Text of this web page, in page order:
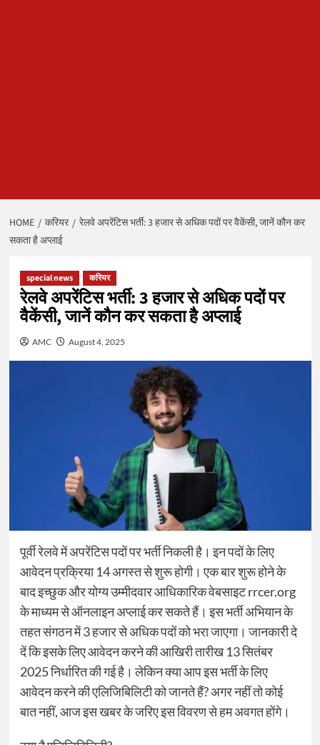
HOME करियर
रेलवे अपरेंटिस भर्ती: 3 हजार से अधिक पदों पर वैकेंसी, जानें कौन कर
सकता है अप्लाई
special news करियर
रेलवे अपरेंटिस भर्ती: 3 हजार से अधिक पदों पर
वैकेंसी, जानें कौन कर सकता है अप्लाई
AMC August 4, 2025
पूर्वी रेलवे में अपरेंटिस पदों पर भर्ती निकली है। इन पदों के लिए
आवेदन प्रक्रिया 14 अगस्त से शुरू होगी। एक बार शुरू होने के
बाद इच्छुक और योग्य उम्मीदवार आधिकारिक वेबसाइट rrcer.org
के माध्यम से ऑनलाइन अप्लाई कर सकते हैं। इस भर्ती अभियान के
तहत संगठन में 3 हजार से अधिक पदों को भरा जाएगा। जानकारी दे
दें कि इसके लिए आवेदन करने की आखिरी तारीख 13 सितंबर
2025 निर्धारित की गई है। लेकिन क्या आप इस भर्ती के लिए
आवेदन करने की एलिजिबिलिटी को जानते हैं? अगर नहीं तो कोई
बात नहीं, आज इस खबर के जरिए इस विवरण से हम अवगत होंगे।